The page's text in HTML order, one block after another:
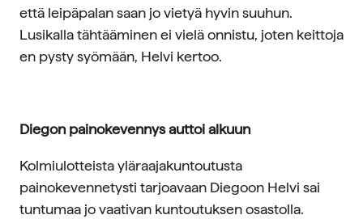
että leipäpalan saan jo vietyä hyvin suuhun.
Lusikalla tähtääminen ei vielä onnistu, joten keittoja
en pysty syömään, Helvi kertoo.
Diegon painokevennys auttoi alkuun
Kolmiulotteista yläraajakuntoutusta
painokevennetysti tarjoavaan Diegoon Helvi sai
tuntumaa jo vaativan kuntoutuksen osastolla.